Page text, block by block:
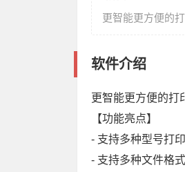
更智能更方便的
软件介绍
更智能更方便的打
【功能亮点】
- 支持多种型号打
- 支持多种文件格